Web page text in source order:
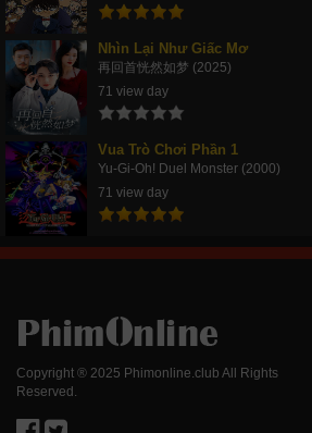
Nhìn Lại Như Giấc Mơ
再回首恍然如梦 (2025)
71 view day
Vua Trò Chơi Phần 1
Yu-Gi-Oh! Duel Monster (2000)
71 view day
Copyright ® 2025 Phimonline.club All Rights
Reserved.